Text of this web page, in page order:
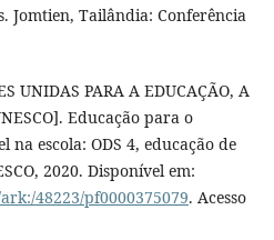
Jomtien, Tailândia: Conferência
UNIDAS PARA A EDUCAÇÃO, A
Educação para o
na escola: ODS 4, educação de
2020. Disponível em:
48223/pf0000375079. Acesso